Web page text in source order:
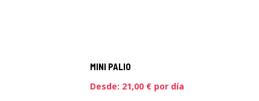
MINI PALIO
Desde: 21,00 €por día